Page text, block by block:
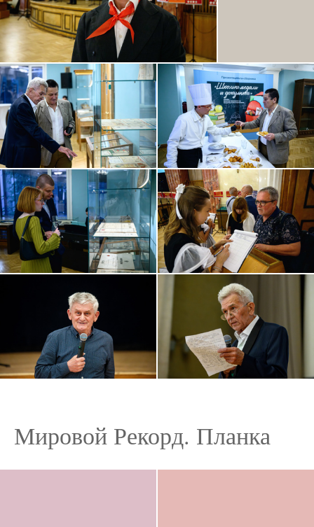
Мировой Рекорд. Планка